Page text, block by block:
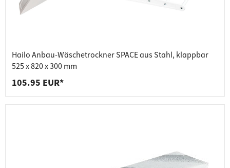
Hailo Anbau-Wäschetrockner SPACE aus Stahl, klappbar
525 x 820 x 300 mm
105.95 EUR*